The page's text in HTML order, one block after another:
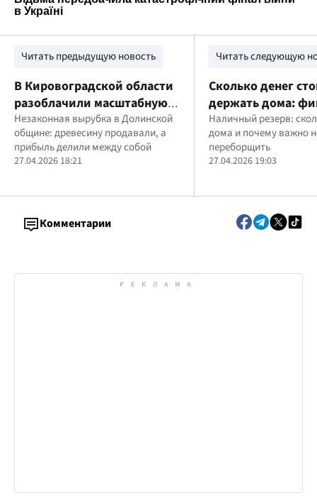
Читать предыдущую новость
В Кировоградской области
разоблачили масштабную
вырубку леса: трем
мужчинам сообщили о
подозрении в убытках
Незаконная вырубка в Долинской
общине: древесину продавали, а
прибыль делили между собой
27.04.2026 18:21
Читать следующую
Сколько денег
держать дома:
экспертка назвала
безопасные
запасы" для
Наличный резерв:
дома и почему важно
переборщить
27.04.2026 19:03
Комментарии